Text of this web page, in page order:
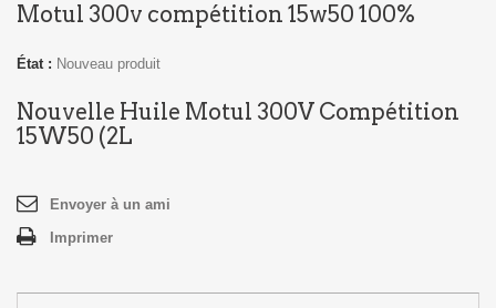
Motul 300v compétition 15w50 100%
État : Nouveau produit
Nouvelle Huile Motul 300V Compétition
15W50 (2L
Envoyer à un ami
Imprimer